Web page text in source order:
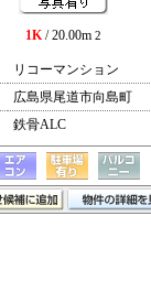
1K/ 20.00m 2
リコーマンション
広島県尾道市向島町
鉄骨ALC